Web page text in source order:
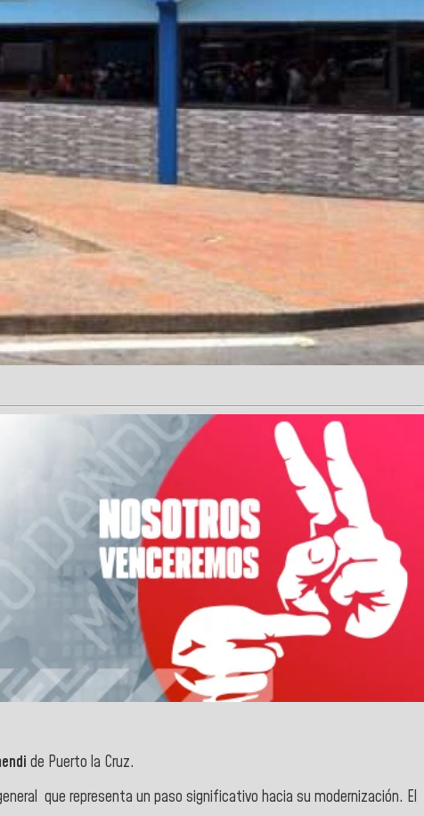
de Puerto la Cruz.
que representa un paso significativo hacia su modernización. El